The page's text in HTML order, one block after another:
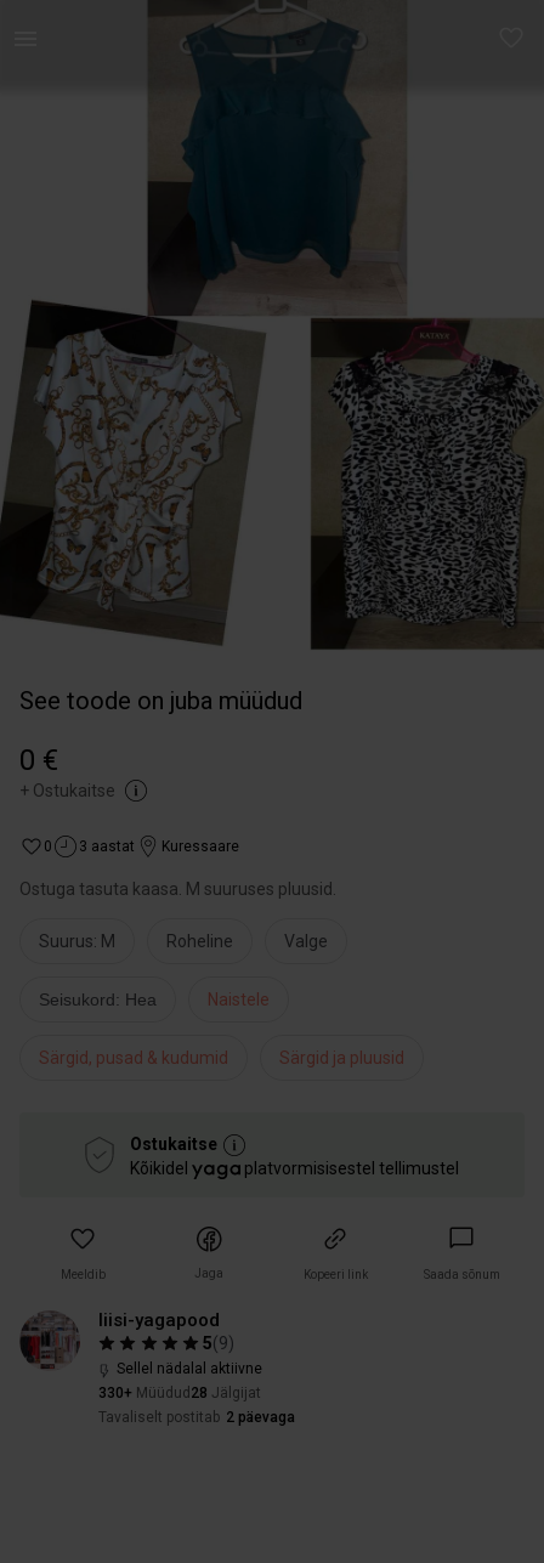
See toode on juba müüdud
0 €
+ Ostukaitse
0 3 aastat Kuressaare
Ostuga tasuta kaasa. M suuruses pluusid.
Suurus: M Roheline Valge
Seisukord: Hea Naistele
Särgid, pusad & kudumid Särgid ja pluusid
Ostukaitse
Kõikidel
platvormisisestel tellimustel
Meeldib Jaga Kopeeri link Saada sõnum
liisi-yagapood
5(9)
Sellel nädalal aktiivne
330+ Müüdud 28 Jälgijat
Tavaliselt postitab 2 päevaga
Naistele | Ostuga tasuta kaasa. M suuruses pluusid | YAGA